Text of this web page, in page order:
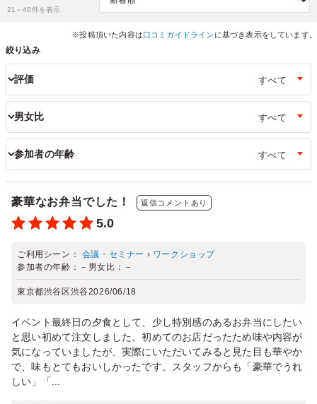
21～40件を表示
※投稿頂いた内容は口コミガイドライン に基づき表示をしています。
絞り込み
評価
男女比
参加者の年齢
豪華なお弁当でした！ 返信コメントあり
5.0
ご利用シーン： 会議・セミナー › ワークショップ
参加者の年齢： － 男女比： －
東京都渋谷区渋谷2026/06/18
イベント最終日の夕食として、少し特別感のあるお弁当にしたい
と思い初めて注文しました。初めてのお店だったため味や内容が
気になっていましたが、実際にいただいてみると見た目も華やか
で、味もとてもおいしかったです。スタッフからも「豪華でうれ
しい」「...